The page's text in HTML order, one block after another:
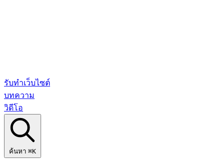
รับทำเว็บไซต์
บทความ
วิดีโอ
ค้นหา ⌘K